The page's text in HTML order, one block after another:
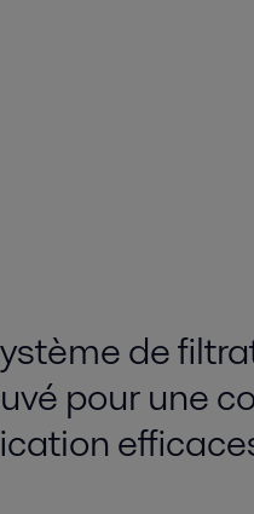
de
pour une